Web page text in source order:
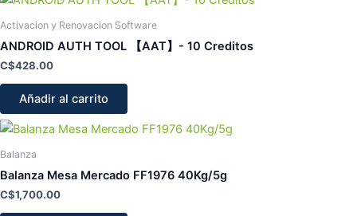
Activacion y Renovacion Software
ANDROID AUTH TOOL 【AAT】- 10 Creditos
C$428.00
Añadir al carrito
Balanza
Balanza Mesa Mercado FF1976 40Kg/5g
C$1,700.00